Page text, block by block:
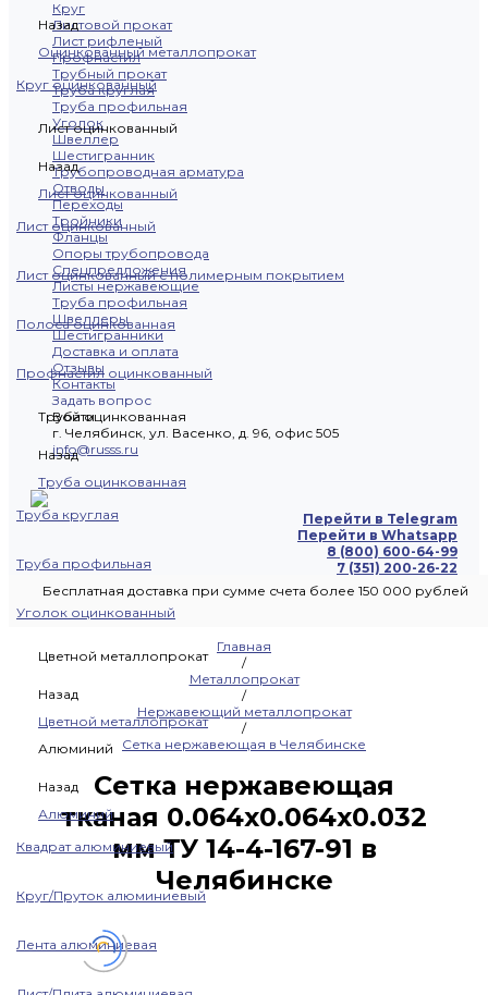
Круг
Листовой прокат
Лист рифленый
Профнастил
Трубный прокат
Труба круглая
Труба профильная
Уголок
Швеллер
Шестигранник
Трубопроводная арматура
Отводы
Переходы
Тройники
Фланцы
Опоры трубопровода
Спецпредложения
Листы нержавеющие
Труба профильная
Швеллеры
Шестигранники
Доставка и оплата
Отзывы
Контакты
Задать вопрос
Войти
г. Челябинск, ул. Васенко, д. 96, офис 505
info@russs.ru
Перейти в Telegram
Перейти в Whatsapp
8 (800) 600-64-99
7 (351) 200-26-22
Назад
Оцинкованный металлопрокат
Круг оцинкованный
Лист оцинкованный
Назад
Лист оцинкованный
Лист оцинкованный
Лист оцинкованный с полимерным покрытием
Полоса оцинкованная
Профнастил оцинкованный
Труба оцинкованная
Назад
Труба оцинкованная
Труба круглая
Труба профильная
Уголок оцинкованный
Цветной металлопрокат
Назад
Цветной металлопрокат
Алюминий
Назад
Алюминий
Квадрат алюминиевый
Круг/Пруток алюминиевый
Лента алюминиевая
Бесплатная доставка при сумме счета более 150 000 рублей
Главная
/
Металлопрокат
/
Нержавеющий металлопрокат
/
Сетка нержавеющая в Челябинске
Сетка нержавеющая
тканая 0.064х0.064х0.032
мм ТУ 14-4-167-91 в
Челябинске